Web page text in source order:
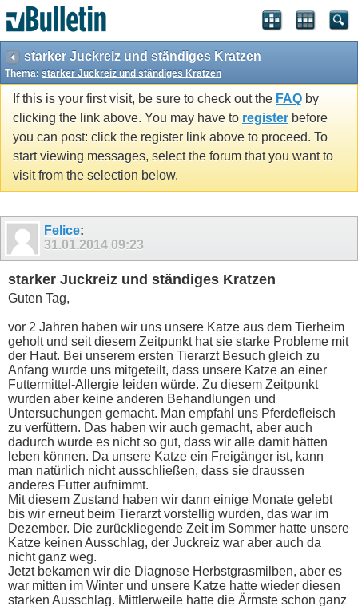
starker Juckreiz und ständiges Kratzen
Thema: starker Juckreiz und ständiges Kratzen
If this is your first visit, be sure to check out the FAQ by
clicking the link above. You may have to register before
you can post: click the register link above to proceed. To
start viewing messages, select the forum that you want to
visit from the selection below.
Felice:
31.01.2014 09:23
starker Juckreiz und ständiges Kratzen
Guten Tag,
vor 2 Jahren haben wir uns unsere Katze aus dem Tierheim
geholt und seit diesem Zeitpunkt hat sie starke Probleme mit
der Haut. Bei unserem ersten Tierarzt Besuch gleich zu
Anfang wurde uns mitgeteilt, dass unsere Katze an einer
Futtermittel-Allergie leiden würde. Zu diesem Zeitpunkt
wurden aber keine anderen Behandlungen und
Untersuchungen gemacht. Man empfahl uns Pferdefleisch
zu verfüttern. Das haben wir auch gemacht, aber auch
dadurch wurde es nicht so gut, dass wir alle damit hätten
leben können. Da unsere Katze ein Freigänger ist, kann
man natürlich nicht ausschließen, dass sie draussen
anderes Futter aufnimmt.
Mit diesem Zustand haben wir dann einige Monate gelebt
bis wir erneut beim Tierarzt vorstellig wurden, das war im
Dezember. Die zurückliegende Zeit im Sommer hatte unsere
Katze keinen Ausschlag, der Juckreiz war aber auch da
nicht ganz weg.
Jetzt bekamen wir die Diagnose Herbstgrasmilben, aber es
war mitten im Winter und unsere Katze hatte wieder diesen
starken Ausschlag. Mittlerweile hatte die Ärmste schon ganz